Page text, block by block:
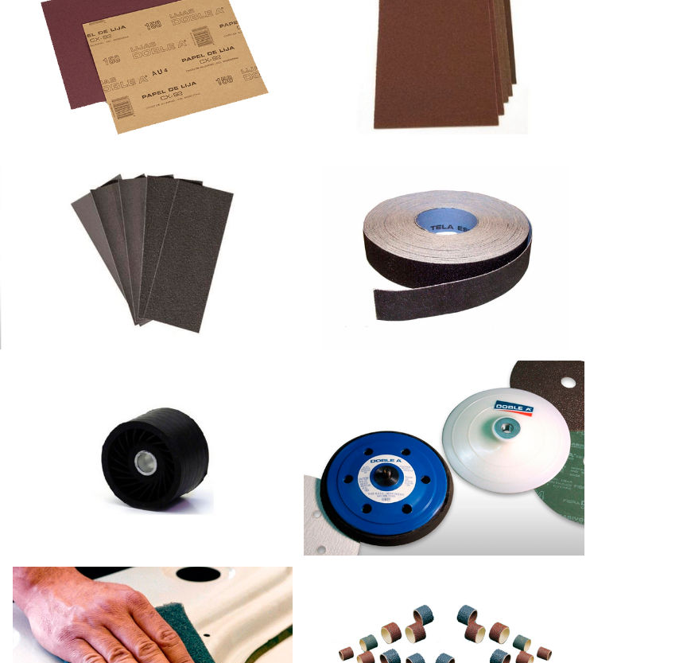
HOJAS PAPEL OXIDO ALUMINIO
RUBI
HOJAS TELA OXIDO DE ALUMINIO
TROZOS PARA MASILLA PLASTICA Y
LIJADORAS ORBITALES
ROLLOS DE LIJA, TELA Y PAPEL
POLEAS DE GOMA EXPANSIBLE
ACCESORIOS PARA DISCOS DE LIJA
DE 154 MM
FIBRA ABRATEX TUBOS TELA O.A. RES FENOBOND